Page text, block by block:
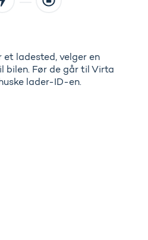
ladested, velger en
bilen. Før de går til Virta
lader-ID-en.